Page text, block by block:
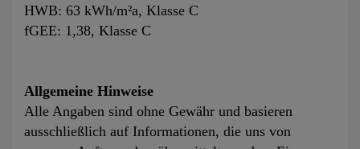
HWB: 63 kWh/m²a, Klasse C
fGEE: 1,38, Klasse C
Allgemeine Hinweise
Alle Angaben sind ohne Gewähr und basieren
ausschließlich auf Informationen, die uns von